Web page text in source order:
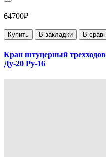
64700₽
Купить В закладки В
Кран штуцерный
Ду-20 Ру-16